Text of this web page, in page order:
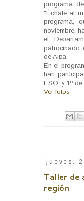
programa
"Échate al
programa,
noviembre,
el
patrocinado
de Alba.
En el
han
ESO, y 1º de
Ver fotos
jueves,
Taller de
región